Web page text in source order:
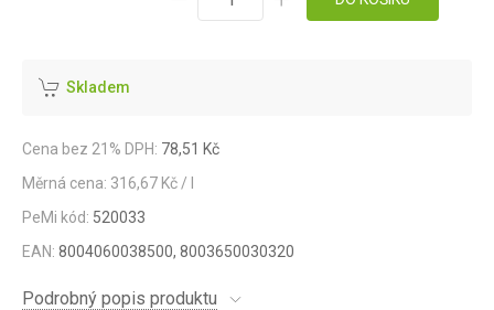
Skladem
Cena bez 21% DPH: 78,51 Kč
Měrná cena: 316,67 Kč / l
PeMi kód: 520033
EAN: 8004060038500, 8003650030320
Podrobný popis produktu